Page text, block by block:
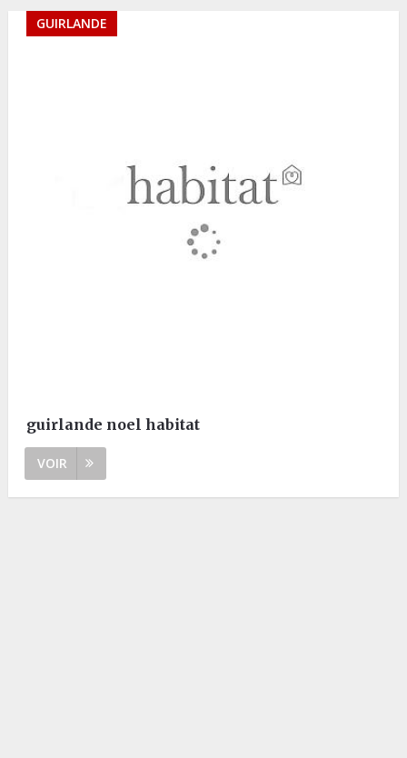
GUIRLANDE
guirlande noel habitat
VOIR